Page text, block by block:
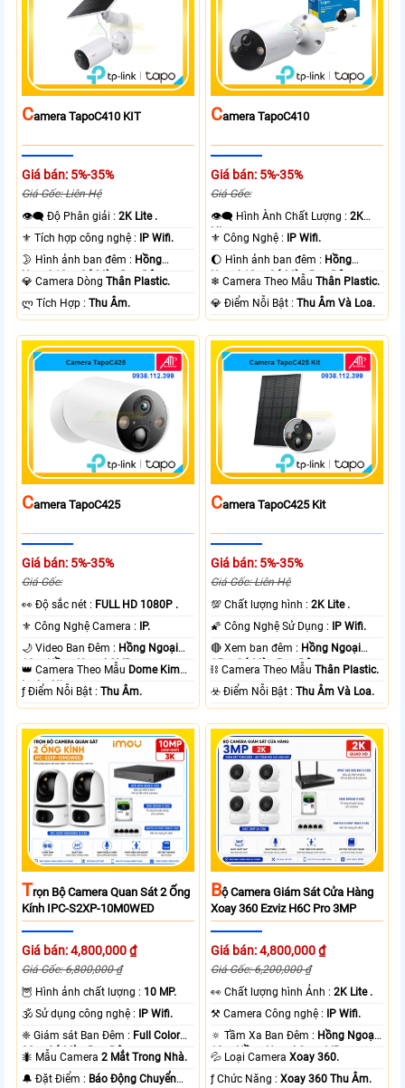
CAmera TapoC410 KIT
Giá bán: 5%-35%
Giá Gốc: Liên Hệ
👁️‍🗨 Độ Phân giải :2K Lite .
⚜️ Tích hợp công nghệ : IP Wifi.
🌛 Hình ảnh ban đêm : Hồng
Ngoại 10m Có Màu Ban Ðêm.
💎 Camera DòngThân Plastic.
️ლ Tích Hợp :Thu Âm.
CAmera TapoC410
Giá bán: 5%-35%
Giá Gốc:
👁️‍🗨 Hình Ành Chất Lượng :2K
Lite .
⚜️ Công Nghệ : IP Wifi.
🌔 Hình ảnh ban đêm : Hồng
Ngoại 10m Có Màu Ban Ðêm.
❄ Camera Theo MẫuThân Plastic.
️💎 Điểm Nỗi Bật :Thu Âm Và Loa.
CAmera TapoC425
Giá bán: 5%-35%
Giá Gốc:
️👀 Độ sắc nét : FULL HD 1080P .
⚜️ Công Nghệ Camera : IP.
🌙 Video Ban Đêm : Hồng Ngoại
10m Hồng Ngoại SMD.
👑 Camera Theo Mẫu Dome Kim
loại + Nhựa.
️ƒ Điểm Nỗi Bật :Thu Âm.
CAmera TapoC425 Kit
Giá bán: 5%-35%
Giá Gốc: Liên Hệ
💯 Chất lượng hình :2K Lite .
🌠 Công Nghệ Sử Dụng : IP Wifi.
🔴 Xem ban đêm : Hồng Ngoại
15m Có Màu Ban Ðêm.
⛓ Camera Theo MẫuThân Plastic.
️☣️ Điểm Nỗi Bật :Thu Âm Và Loa.
TRọn Bộ Camera Quan Sát 2 Ống
Kính IPC-S2XP-10M0WED
Giá bán: 4,800,000 ₫
Giá Gốc: 6,800,000 ₫
🦉 Hình ảnh chất lượng : 10 MP.
🕉️ Sử dụng công nghệ :
IP Wifi.
❈ Giám sát Ban Đêm : Full Color
20m Có Màu Ban Ðêm.
🐜 Mẫu Camera2 Mắt Trong Nhà.
️🔔 Đặt Điểm : Báo Động Chuyển
BỘ Camera Giám Sát Cửa Hàng
Xoay 360 Ezviz H6C Pro 3MP
Giá bán: 4,800,000 ₫
Giá Gốc: 6,200,000 ₫
️👀 Chất lượng hình Ảnh :2K Lite .
⚒ Camera Công nghệ :
IP Wifi.
🔅 Tầm Xa Ban Đêm : Hồng Ngoại
10m Hồng Ngoại Smart IR.
💦 Loại CameraXoay 360.
️ƒ Chức Năng :Xoay 360 Thu Âm.